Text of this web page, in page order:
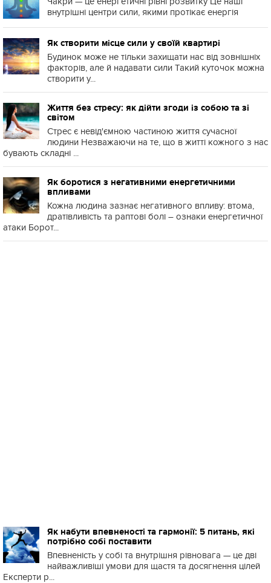
внутрішні центри сили, якими протікає енергія
Як створити місце сили у своїй квартирі
Будинок може не тільки захищати нас від зовнішніх
факторів, але й надавати сили Такий куточок можна
створити у...
Життя без стресу: як дійти згоди із собою та зі
світом
Стрес є невід'ємною частиною життя сучасної
людини Незважаючи на те, що в житті кожного з нас
бувають складні ...
Як боротися з негативними енергетичними
впливами
Кожна людина зазнає негативного впливу: втома,
дратівливість та раптові болі – ознаки енергетичної
атаки Борот...
Як набути впевненості та гармонії: 5 питань, які
потрібно собі поставити
Впевненість у собі та внутрішня рівновага — це дві
найважливіші умови для щастя та досягнення цілей
Експерти р...